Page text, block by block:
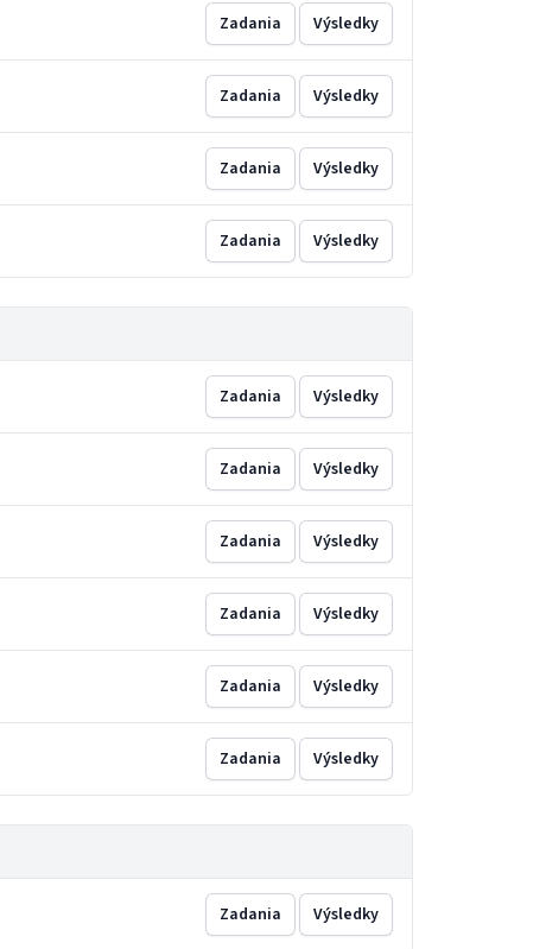
Zadania Výsledky
Zadania Výsledky
Zadania Výsledky
Zadania Výsledky
Zadania Výsledky
Zadania Výsledky
Zadania Výsledky
Zadania Výsledky
Zadania Výsledky
Zadania Výsledky
Zadania Výsledky